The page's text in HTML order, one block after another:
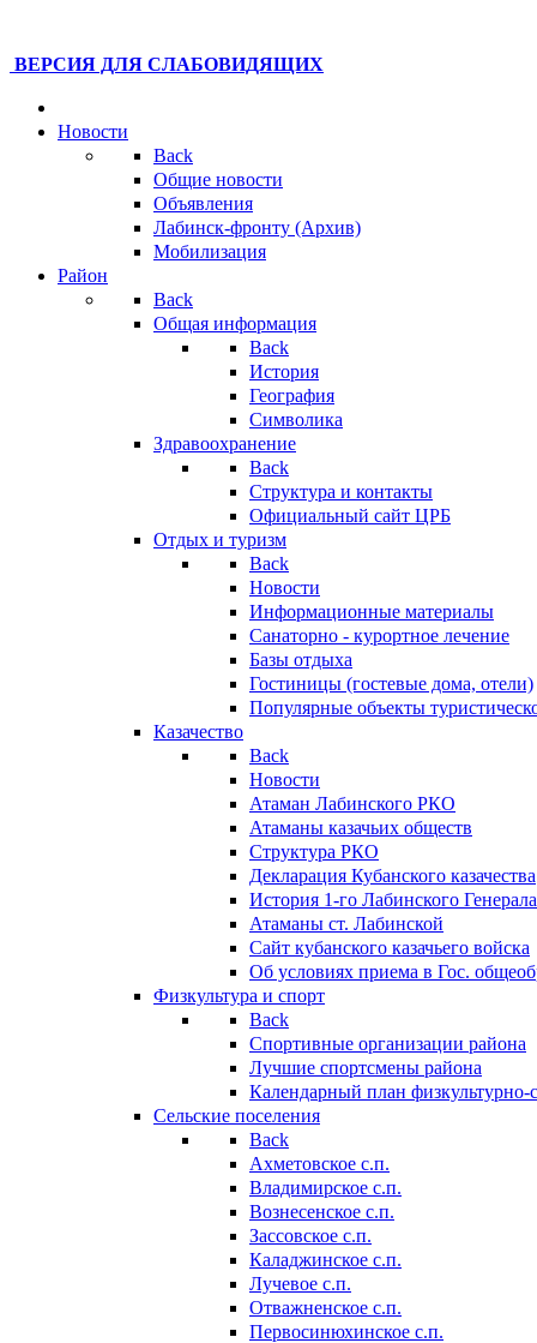
ВЕРСИЯ ДЛЯ СЛАБОВИДЯЩИХ
Новости
Back
Общие новости
Объявления
Лабинск-фронту (Архив)
Мобилизация
Район
Back
Общая информация
Back
История
География
Символика
Здравоохранение
Back
Структура и контакты
Официальный сайт ЦРБ
Отдых и туризм
Back
Новости
Информационные материалы
Санаторно - курортное лечение
Базы отдыха
Гостиницы (гостевые дома, отели)
Популярные объекты
Казачество
Back
Новости
Атаман Лабинского РКО
Атаманы казачьих обществ
Структура РКО
Декларация Кубанского казачества
История 1-го Лабинского
Атаманы ст. Лабинской
Cайт кубанского казачьего войска
Об условиях приема в Гос.
Физкультура и спорт
Back
Спортивные организации района
Лучшие спортсмены района
Календарный план
Сельские поселения
Back
Ахметовское с.п.
Владимирское с.п.
Вознесенское с.п.
Зассовское с.п.
Каладжинское с.п.
Лучевое с.п.
Отважненское с.п.
Первосинюхинское с.п.